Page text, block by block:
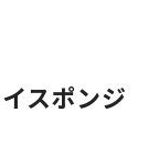
スポンジ